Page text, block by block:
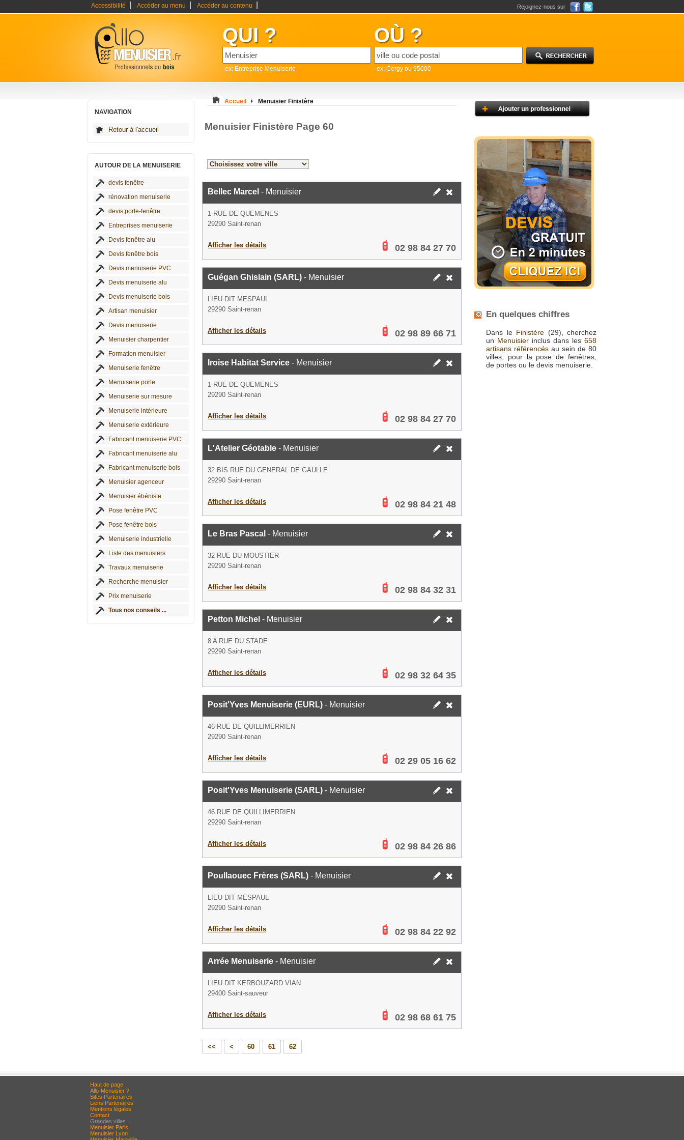
Accessibilité Accéder au menu Accéder au contenu Rejoignez-nous sur
QUI ?
ex: Entreprise Menuiserie
OÙ ?
ex: Cergy ou 95000
NAVIGATION
Retour à l'accueil
AUTOUR DE LA MENUISERIE
devis fenêtre
rénovation menuiserie
devis porte-fenêtre
Entreprises menuiserie
Devis fenêtre alu
Devis fenêtre bois
Devis menuiserie PVC
Devis menuiserie alu
Devis menuiserie bois
Artisan menuisier
Devis menuiserie
Menuisier charpentier
Formation menuisier
Menuiserie fenêtre
Menuiserie porte
Menuiserie sur mesure
Menuiserie intérieure
Menuiserie extérieure
Fabricant menuiserie PVC
Fabricant menuiserie alu
Fabricant menuiserie bois
Menuisier agenceur
Menuisier ébéniste
Pose fenêtre PVC
Pose fenêtre bois
Menuiserie industrielle
Liste des menuisiers
Travaux menuiserie
Recherche menuisier
Prix menuiserie
Tous nos conseils ...
Accueil Menuisier Finistère
Menuisier Finistère Page 60
Bellec Marcel - Menuisier
1 RUE DE QUEMENES
29290 Saint-renan
Afficher les détails 02 98 84 27 70
Guégan Ghislain (SARL) - Menuisier
LIEU DIT MESPAUL
29290 Saint-renan
Afficher les détails 02 98 89 66 71
Iroise Habitat Service - Menuisier
1 RUE DE QUEMENES
29290 Saint-renan
Afficher les détails 02 98 84 27 70
L'Atelier Géotable - Menuisier
32 BIS RUE DU GENERAL DE GAULLE
29290 Saint-renan
Afficher les détails 02 98 84 21 48
Le Bras Pascal - Menuisier
32 RUE DU MOUSTIER
29290 Saint-renan
Afficher les détails 02 98 84 32 31
Petton Michel - Menuisier
8 A RUE DU STADE
29290 Saint-renan
Afficher les détails 02 98 32 64 35
Posit'Yves Menuiserie (EURL) - Menuisier
46 RUE DE QUILLIMERRIEN
29290 Saint-renan
Afficher les détails 02 29 05 16 62
Posit'Yves Menuiserie (SARL) - Menuisier
46 RUE DE QUILLIMERRIEN
29290 Saint-renan
Afficher les détails 02 98 84 26 86
Poullaouec Frères (SARL) - Menuisier
LIEU DIT MESPAUL
29290 Saint-renan
Afficher les détails 02 98 84 22 92
Arrée Menuiserie - Menuisier
LIEU DIT KERBOUZARD VIAN
29400 Saint-sauveur
Afficher les détails 02 98 68 61 75
<< < 60 61 62
En quelques chiffres
Dans le Finistère (29), cherchez
un Menuisier inclus dans les 658
artisans référencés au sein de 80
villes, pour la pose de fenêtres,
de portes ou le devis menuiserie.
Haut de page
Allo-Menuisier ?
Sites Partenaires
Liens Partenaires
Mentions légales
Contact
Grandes villes :
Menuisier Paris
Menuisier Lyon